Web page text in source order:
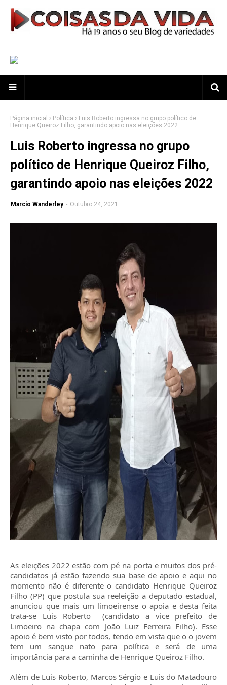
Página inicial Política
Luis Roberto ingressa no grupo político de
Henrique Queiroz Filho, garantindo apoio nas eleições 2022
Luis Roberto ingressa no grupo
político de Henrique Queiroz Filho,
garantindo apoio nas eleições 2022
Marcio Wanderley - Outubro 24, 2021
As eleições 2022 estão com pé na porta e muitos dos pré-
candidatos já estão fazendo sua base de apoio e aqui no
momento não é diferente o candidato Henrique Queiroz
Filho (PP) que postula sua reeleição a deputado estadual,
anunciou que mais um limoeirense o apoia e desta feita
trata-se Luis Roberto (candidato a vice prefeito de
Limoeiro na chapa com João Luiz Ferreira Filho). Esse
apoio é bem visto por todos, tendo em vista que o o jovem
tem um sangue nato para política e será de uma
importância para a caminha de Henrique Queiroz Filho.
Além de Luis Roberto, Marcos Sérgio e Luis do Matadouro